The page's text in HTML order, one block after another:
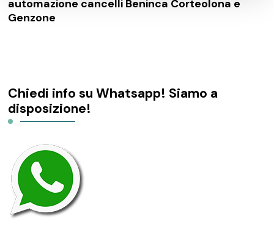
automazione cancelli Beninca Corteolona e
Genzone
Chiedi info su Whatsapp! Siamo a
disposizione!